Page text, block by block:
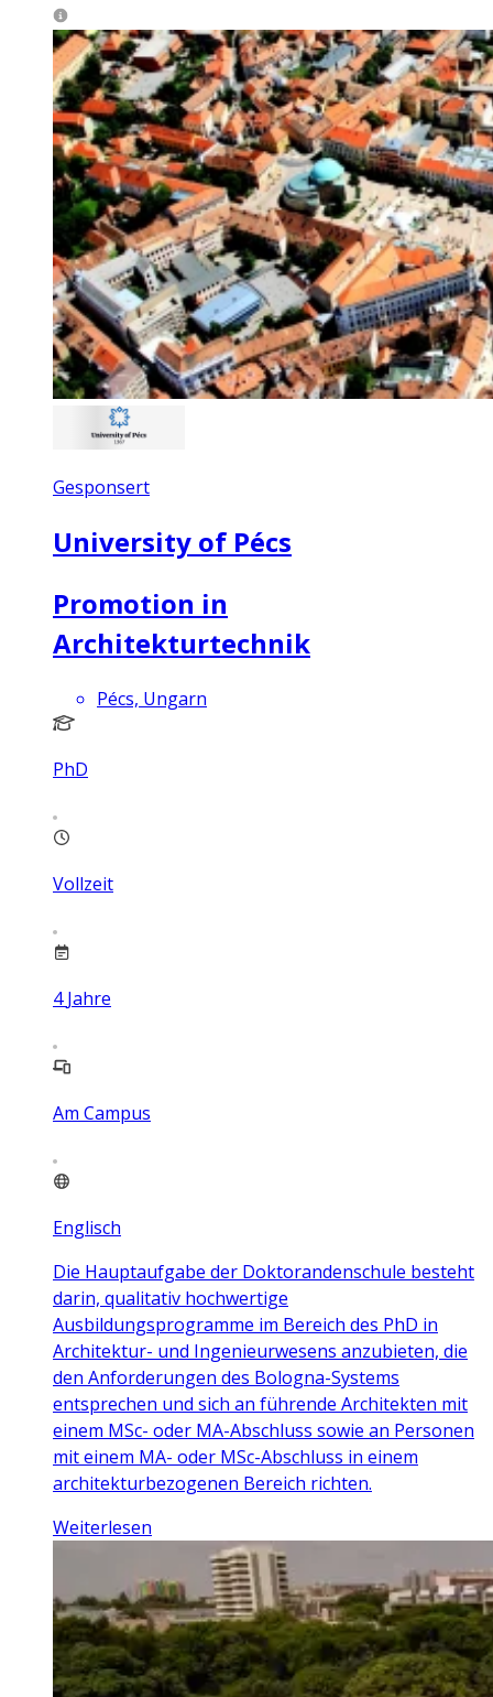
Gesponsert
University of Pécs
Promotion in
Architekturtechnik
Pécs, Ungarn
PhD
Vollzeit
4 Jahre
Am Campus
Englisch
Die Hauptaufgabe der Doktorandenschule besteht
darin, qualitativ hochwertige
Ausbildungsprogramme im Bereich des PhD in
Architektur- und Ingenieurwesens anzubieten, die
den Anforderungen des Bologna-Systems
entsprechen und sich an führende Architekten mit
einem MSc- oder MA-Abschluss sowie an Personen
mit einem MA- oder MSc-Abschluss in einem
architekturbezogenen Bereich richten.
Weiterlesen